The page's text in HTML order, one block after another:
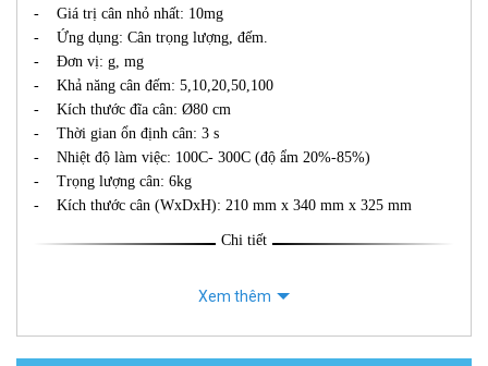
- Giá trị cân nhỏ nhất: 10mg
- Ứng dụng: Cân trọng lượng, đếm.
- Đơn vị: g, mg
- Khả năng cân đếm: 5,10,20,50,100
- Kích thước đĩa cân: Ø80 cm
- Thời gian ổn định cân: 3 s
- Nhiệt độ làm việc: 100C- 300C (độ ẩm 20%-85%)
- Trọng lượng cân: 6kg
- Kích thước cân (WxDxH): 210 mm x 340 mm x 325 mm
Chi tiết
Xem thêm